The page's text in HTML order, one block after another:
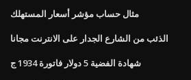
مثال حساب مؤشر أسعار المستهلك
الذئب من الشارع الجدار على الانترنت مجانا
شهادة الفضية 5 دولار فاتورة 1934 ج